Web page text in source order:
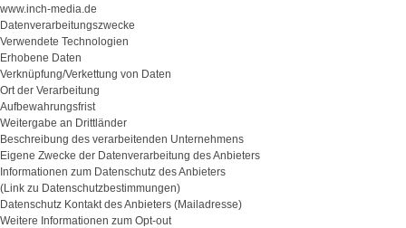
www.inch-media.de
Datenverarbeitungszwecke
Verwendete Technologien
Erhobene Daten
Verknüpfung/Verkettung von Daten
Ort der Verarbeitung
Aufbewahrungsfrist
Weitergabe an Drittländer
Beschreibung des verarbeitenden Unternehmens
Eigene Zwecke der Datenverarbeitung des Anbieters
Informationen zum Datenschutz des Anbieters
(Link zu Datenschutzbestimmungen)
Datenschutz Kontakt des Anbieters (Mailadresse)
Weitere Informationen zum Opt-out